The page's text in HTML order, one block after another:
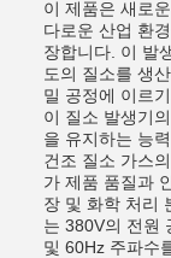
이 제품은 새로
다로운 산업 환
장합니다. 이 발
도의 질소를 생
밀 공정에 이르
이 질소 발생기
을 유지하는 능
건조 질소 가스
가 제품 품질과
장 및 화학 처리
는 380V의 전원
및 60Hz 주파수